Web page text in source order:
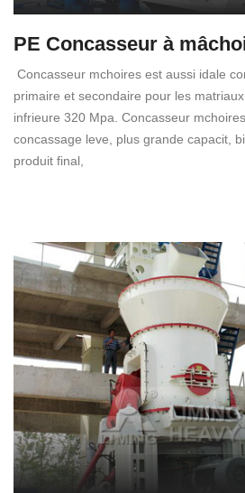
PE Concasseur à
Concasseur mchoires est aussi idale
primaire et secondaire pour les
infrieure 320 Mpa. Concasseur
concassage leve, plus grande capacit,
produit final,